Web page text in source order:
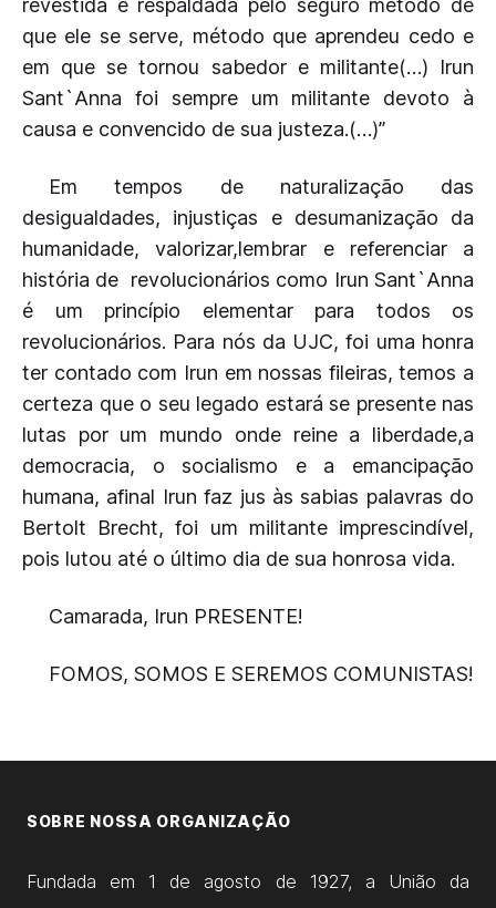
revestida e respaldada pelo seguro método de
que ele se serve, método que aprendeu cedo e
em que se tornou sabedor e militante(…) Irun
Sant`Anna foi sempre um militante devoto à
causa e convencido de sua justeza.(…)”
Em tempos de naturalização das
desigualdades, injustiças e desumanização da
humanidade, valorizar,lembrar e referenciar a
história de revolucionários como Irun Sant`Anna
é um princípio elementar para todos os
revolucionários. Para nós da UJC, foi uma honra
ter contado com Irun em nossas fileiras, temos a
certeza que o seu legado estará se presente nas
lutas por um mundo onde reine a liberdade,a
democracia, o socialismo e a emancipação
humana, afinal Irun faz jus às sabias palavras do
Bertolt Brecht, foi um militante imprescindível,
pois lutou até o último dia de sua honrosa vida.
Camarada, Irun PRESENTE!
FOMOS, SOMOS E SEREMOS COMUNISTAS!
SOBRE NOSSA ORGANIZAÇÃO
Fundada em 1 de agosto de 1927, a União da